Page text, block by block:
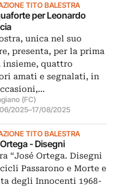
TITO BALESTRA
per Leonardo
unica nel suo
presenta, per la prima
insieme, quattro
amati e segnalati, in
(FC)
2025–17/08/2025
TITO BALESTRA
- Disegni
“José Ortega. Disegni
Passarono e Morte e
degli Innocenti 1968-